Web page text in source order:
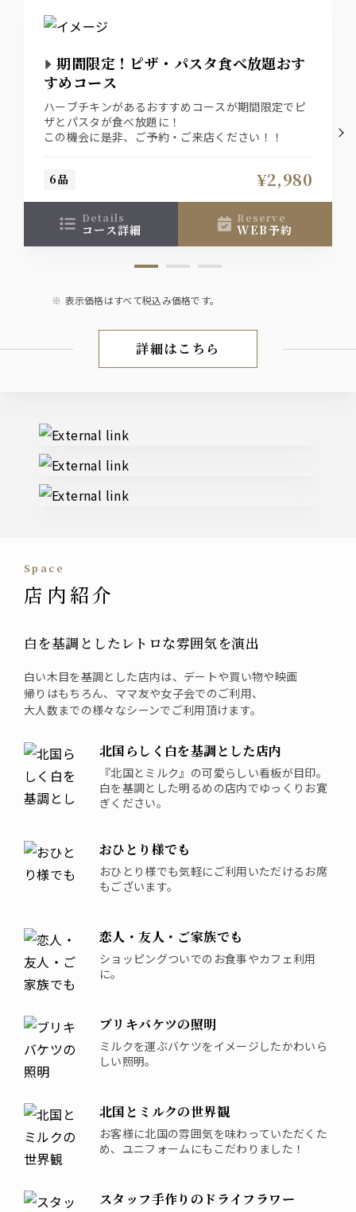
期間限定！ピザ・パスタ食べ放題おす
すめコース
ハーブチキンがあるおすすめコースが期間限定でピ
ザとパスタが食べ放題に！
この機会に是非、ご予約・ご来店ください！！
6品 ¥2,980
details
コース詳細
reserve
WEB予約
表示価格はすべて税込み価格です。
Course
詳細はこちら
External links
space
店内紹介
白を基調としたレトロな雰囲気を演出
白い木目を基調とした店内は、デートや買い物や映画
帰りはもちろん、ママ友や女子会でのご利用、
大人数までの様々なシーンでご利用頂けます。
北国らしく白を基調とした店内
『北国とミルク』の可愛らしい看板が目印。
白を基調とした明るめの店内でゆっくりお寛
ぎください。
おひとり様でも
おひとり様でも気軽にご利用いただけるお席
もございます。
恋人・友人・ご家族でも
ショッピングついでのお食事やカフェ利用
に。
ブリキバケツの照明
ミルクを運ぶバケツをイメージしたかわいら
しい照明。
北国とミルクの世界観
お客様に北国の雰囲気を味わっていただくた
め、ユニフォームにもこだわりました！
スタッフ手作りのドライフラワー